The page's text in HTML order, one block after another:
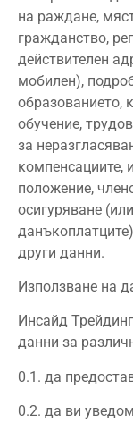
на раждане,
гражданство,
действителен
мобилен),
образованието,
обучение,
за
компенсациите,
положение,
осигуряване
други данни.
Използване на
Инсайд
данни за
0.1. да
0.2. да ви